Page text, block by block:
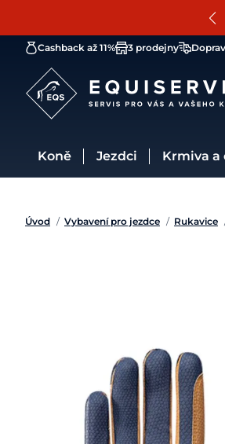
Cashback až 11% 3 prodejny
Koně Jezdci Krmiva
Úvod / Vybavení pro jezdce / Rukavice